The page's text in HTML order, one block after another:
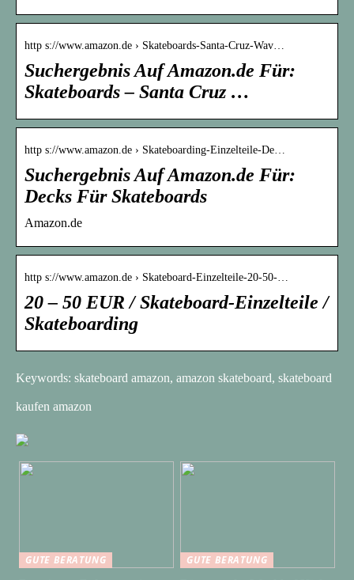
http s://www.amazon.de › Skateboards-Santa-Cruz-Wav…
Suchergebnis Auf Amazon.de Für:
Skateboards – Santa Cruz …
http s://www.amazon.de › Skateboarding-Einzelteile-De…
Suchergebnis Auf Amazon.de Für:
Decks Für Skateboards
Amazon.de
http s://www.amazon.de › Skateboard-Einzelteile-20-50-…
20 – 50 EUR / Skateboard-Einzelteile /
Skateboarding
Keywords: skateboard amazon, amazon skateboard, skateboard
kaufen amazon
GUTE BERATUNG
GUTE BERATUNG